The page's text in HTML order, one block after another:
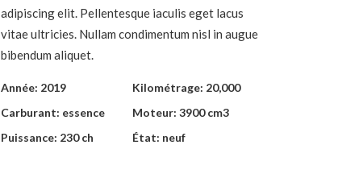
adipiscing elit. Pellentesque iaculis eget lacus
vitae ultricies. Nullam condimentum nisl in augue
bibendum aliquet.
Année: 2019 Kilométrage: 20,000
Carburant: essence Moteur: 3900 cm3
Puissance: 230 ch État: neuf